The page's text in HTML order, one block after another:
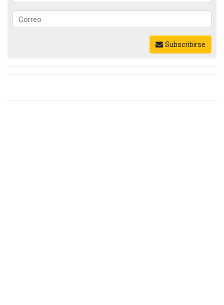
Subscribirse